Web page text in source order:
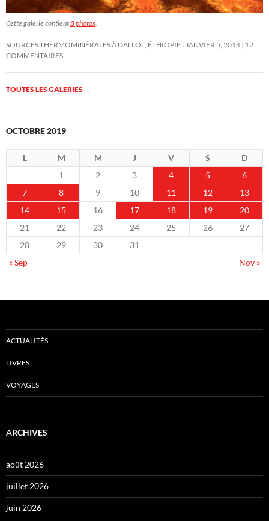
Cette galerie contient8 photos
SOURCES THERMOMINÉRALES À DALLOL, ÉTHIOPIE JANVIER 5, 2014 12
COMMENTAIRES
TOUTES LES GALERIES →
OCTOBRE 2019
L M M J V S
D
1
2 3 4 5
6
7
8 9 10 11 12
13
14
15 16 17 18 19
20
21
22 23 24 25 26
27
28
29 30
31
« Sep
Nov »
ACTUALITÉS
LIVRES
VOYAGES
ARCHIVES
août 2026
juillet 2026
juin 2026